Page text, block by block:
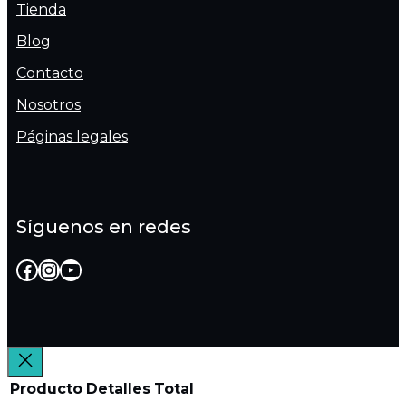
Tienda
Blog
Contacto
Nosotros
Páginas legales
Síguenos en redes
Facebook
Instagram
YouTube
Producto Detalles Total